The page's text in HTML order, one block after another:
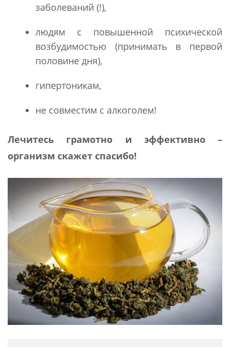
заболеваний (!),
людям с повышенной психической
возбудимостью (принимать в первой
половине дня),
гипертоникам,
не совместим с алкоголем!
Лечитесь грамотно и эффективно –
организм скажет спасибо!